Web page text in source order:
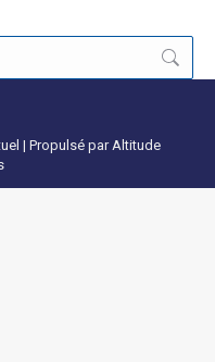
| Propulsé par Altitude